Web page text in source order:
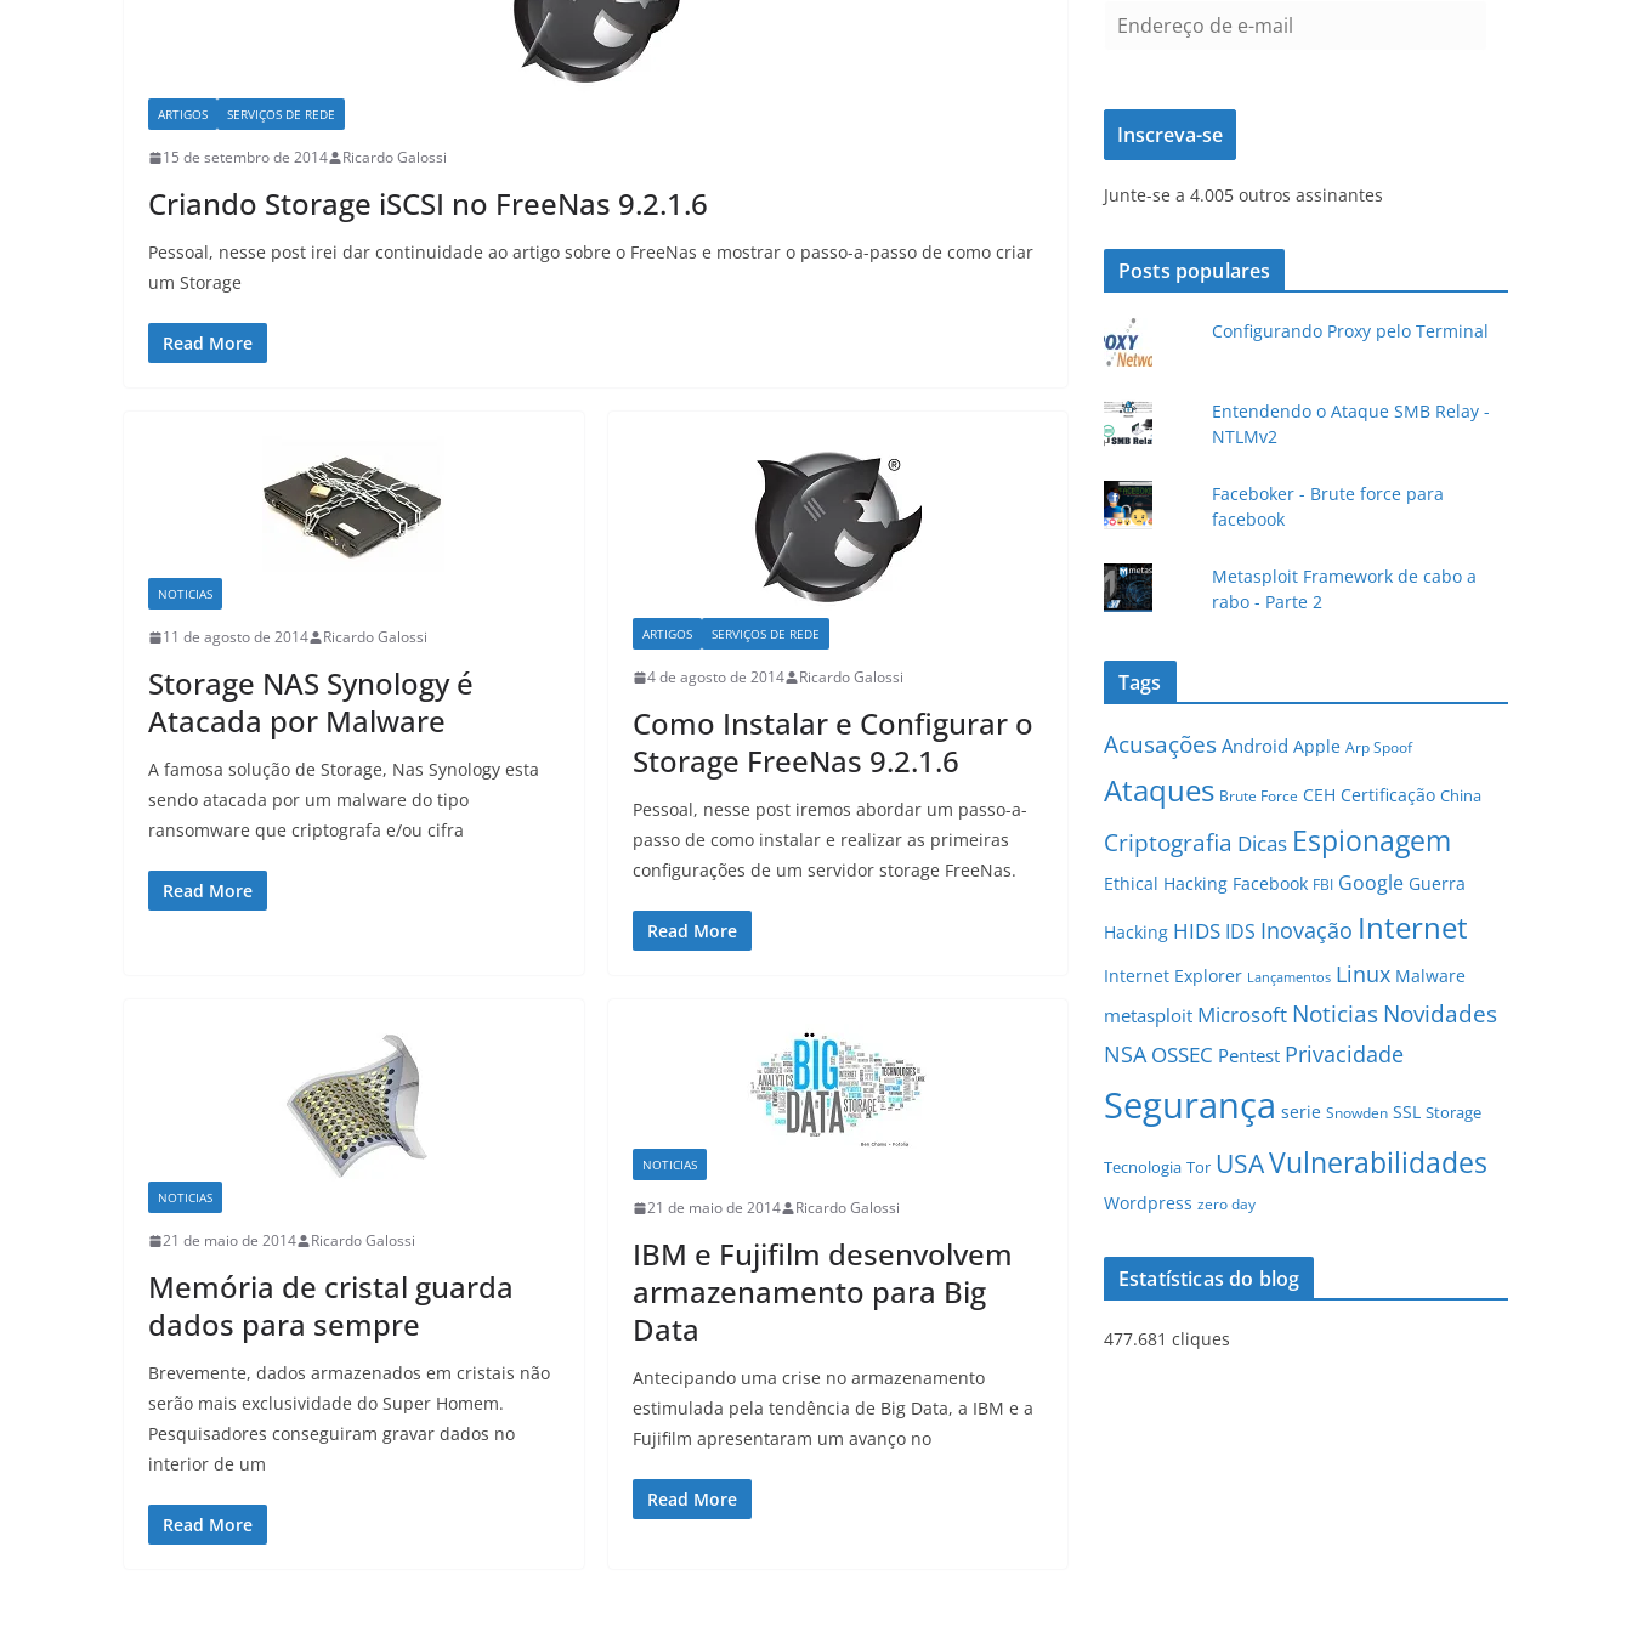
ARTIGOS SERVIÇOS DE REDE
15 de setembro de 2014 Ricardo Galossi
Criando Storage iSCSI no FreeNas 9.2.1.6
Pessoal, nesse post irei dar continuidade ao artigo sobre o FreeNas e mostrar o passo-a-passo de como criar
um Storage
Read More
NOTICIAS
11 de agosto de 2014 Ricardo Galossi
Storage NAS Synology é
Atacada por Malware
A famosa solução de Storage, Nas Synology esta
sendo atacada por um malware do tipo
ransomware que criptografa e/ou cifra
Read More
ARTIGOS SERVIÇOS DE REDE
4 de agosto de 2014 Ricardo Galossi
Como Instalar e Configurar o
Storage FreeNas 9.2.1.6
Pessoal, nesse post iremos abordar um passo-a-
passo de como instalar e realizar as primeiras
configurações de um servidor storage FreeNas.
Read More
NOTICIAS
21 de maio de 2014 Ricardo Galossi
Memória de cristal guarda
dados para sempre
Brevemente, dados armazenados em cristais não
serão mais exclusividade do Super Homem.
Pesquisadores conseguiram gravar dados no
interior de um
Read More
NOTICIAS
21 de maio de 2014 Ricardo Galossi
IBM e Fujifilm desenvolvem
armazenamento para Big
Data
Antecipando uma crise no armazenamento
estimulada pela tendência de Big Data, a IBM e a
Fujifilm apresentaram um avanço no
Read More
e
e
ç
d
e
-
a
i
Inscreva-se
Junte-se a 4.005 outros assinantes
Posts populares
Configurando Proxy pelo Terminal
Entendendo o Ataque SMB Relay -
NTLMv2
Faceboker - Brute force para
facebook
Metasploit Framework de cabo a
rabo - Parte 2
Tags
Acusações Android Apple Arp Spoof
Ataques Brute Force CEH Certificação China
Criptografia Dicas Espionagem
Ethical Hacking Facebook FBI Google Guerra
Hacking HIDS IDS Inovação Internet
Internet Explorer Lançamentos Linux Malware
metasploit Microsoft NoticiasNovidades
NSA OSSEC Pentest Privacidade
Segurança serie Snowden SSL Storage
Tecnologia Tor USAVulnerabilidades
Wordpress zero day
Estatísticas do blog
477.681 cliques